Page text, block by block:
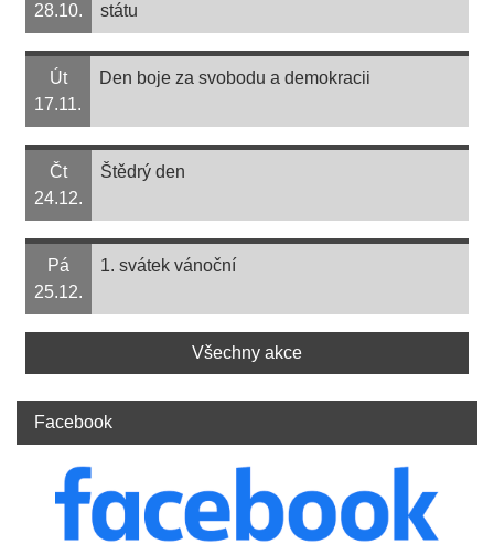
28.10.
státu
Út
17.11.
Den boje za svobodu a demokracii
Čt
24.12.
Štědrý den
Pá
25.12.
1. svátek vánoční
Všechny akce
Facebook